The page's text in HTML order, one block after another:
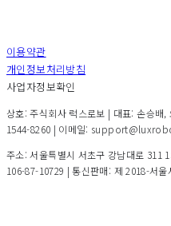
이용약관
개인정보처리방침
사업자정보확인
상호: 주식회사 럭스로보 | 대표: 손승배
1544-8260 | 이메일:
주소: 서울특별시 서초구 강남대로 311
106-87-10729 | 통신판매: 제 2018-서울